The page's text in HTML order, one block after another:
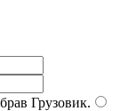
Грузовик.